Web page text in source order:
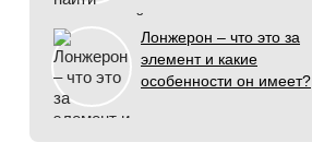
Лонжерон – что это за
элемент и какие
особенности он имеет?